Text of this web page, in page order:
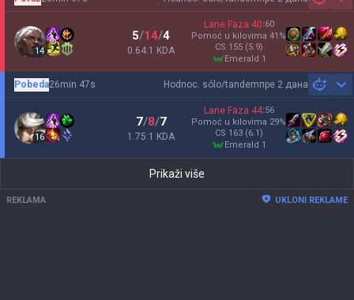
14
5/14/4
0.64:1 KDA
Lane Faza 40:60
Pomoć u kilovima 41 %
CS 155 (5.9)
emerald 1
Hodnoc. sólo/tandemпре 2 дана
Pobeda26min 47s
16
7/8/7
1.75:1 KDA
Lane Faza 44:56
Pomoć u kilovima 29%
CS 163 (6.1)
emerald 1
Prikaži više
REKLAMA UKLONI REKLAME